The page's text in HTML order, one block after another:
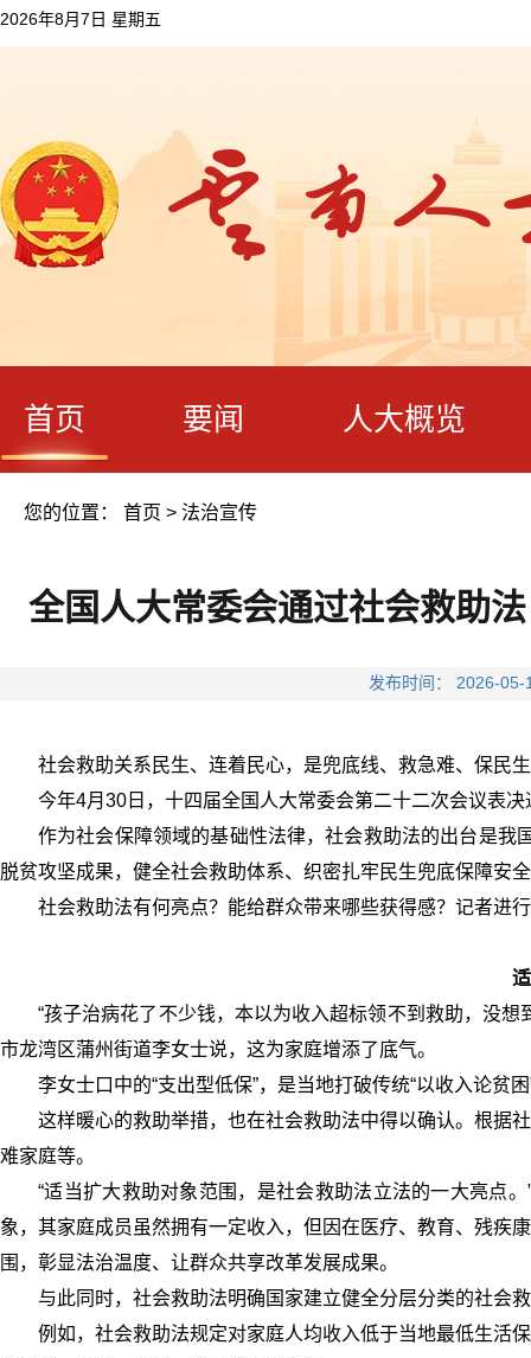
2026年8月7日 星期五
首页 要闻 人大概览
您的位置： 首页 > 法治宣传
全国人大常委会通过社会救助
发布时间： 2026-
社会救助关系民生、连着民心，是兜底线、救急难、保民
今年4月30日，十四届全国人大常委会第二十二次会议表
作为社会保障领域的基础性法律，社会救助法的出台是我
脱贫攻坚成果，健全社会救助体系、织密扎牢民生兜底保障安
社会救助法有何亮点？能给群众带来哪些获得感？记者进
“孩子治病花了不少钱，本以为收入超标领不到救助，没
市龙湾区蒲州街道李女士说，这为家庭增添了底气。
李女士口中的“支出型低保”，是当地打破传统“以收入论贫
这样暖心的救助举措，也在社会救助法中得以确认。根据
难家庭等。
“适当扩大救助对象范围，是社会救助法立法的一大亮点
象，其家庭成员虽然拥有一定收入，但因在医疗、教育、残疾
围，彰显法治温度、让群众共享改革发展成果。
与此同时，社会救助法明确国家建立健全分层分类的社会
例如，社会救助法规定对家庭人均收入低于当地最低生活